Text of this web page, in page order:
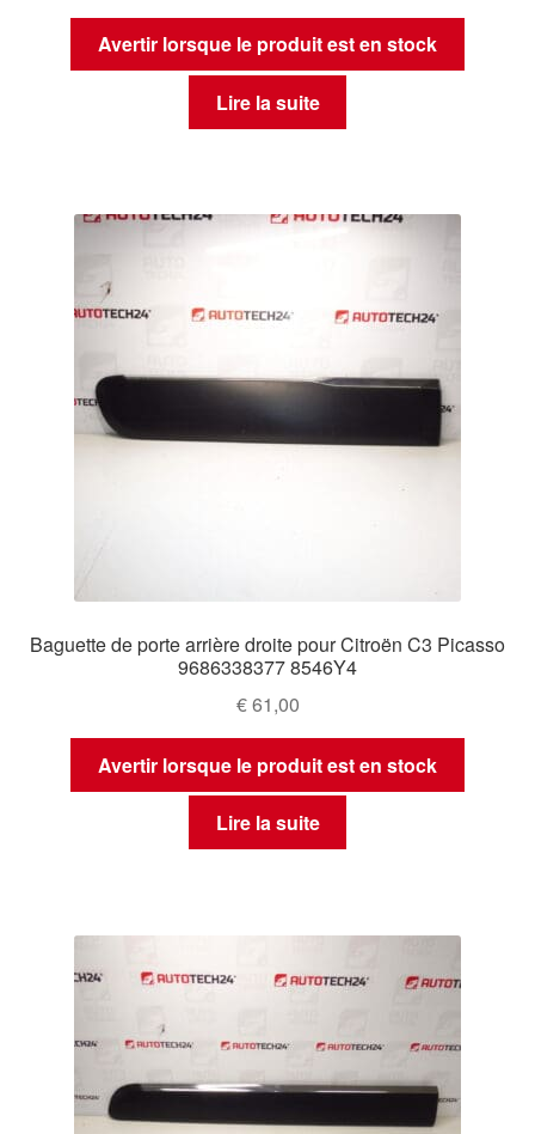
Avertir lorsque le produit est en stock
Lire la suite
Baguette de porte arrière droite pour Citroën C3 Picasso
9686338377 8546Y4
€61,00
Avertir lorsque le produit est en stock
Lire la suite